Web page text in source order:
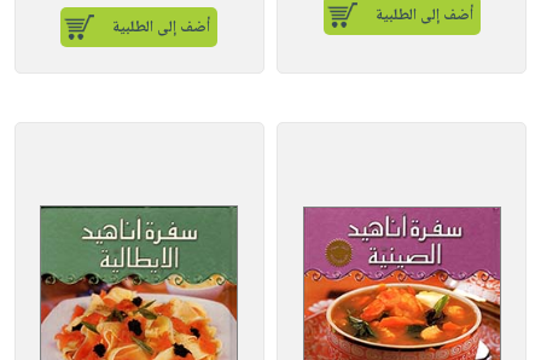
أضف إلى الطلبية أضف إلى الطلبية